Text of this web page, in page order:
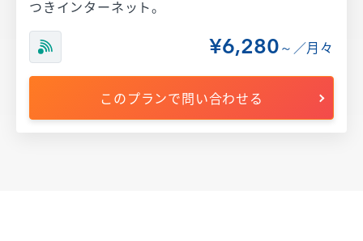
つきインターネット。
¥6,280～／月々
このプランで問い合わせる